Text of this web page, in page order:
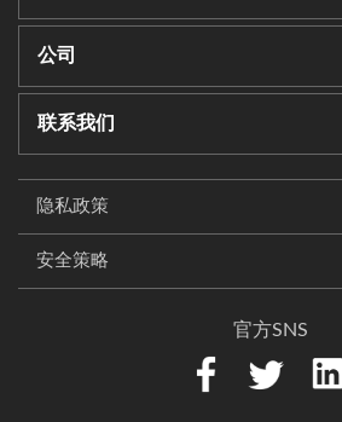
公司
联系我们
隐私政策
安全策略
官方SNS